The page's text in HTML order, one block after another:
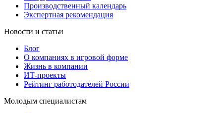
Производственный календарь
Экспертная рекомендация
Новости и статьи
Блог
О компаниях в игровой форме
Жизнь в компании
ИТ-проекты
Рейтинг работодателей России
Молодым специалистам